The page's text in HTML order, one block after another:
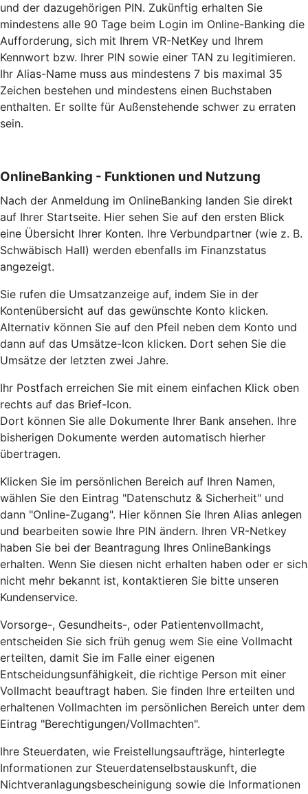
und der dazugehörigen PIN. Zukünftig erhalten Sie
mindestens alle 90 Tage beim Login im Online-Banking die
Aufforderung, sich mit Ihrem VR-NetKey und Ihrem
Kennwort bzw. Ihrer PIN sowie einer TAN zu legitimieren.
Ihr Alias-Name muss aus mindestens 7 bis maximal 35
Zeichen bestehen und mindestens einen Buchstaben
enthalten. Er sollte für Außenstehende schwer zu erraten
sein.
OnlineBanking - Funktionen und Nutzung
Nach der Anmeldung im OnlineBanking landen Sie direkt
auf Ihrer Startseite. Hier sehen Sie auf den ersten Blick
eine Übersicht Ihrer Konten. Ihre Verbundpartner (wie z. B.
Schwäbisch Hall) werden ebenfalls im Finanzstatus
angezeigt.
Sie rufen die Umsatzanzeige auf, indem Sie in der
Kontenübersicht auf das gewünschte Konto klicken.
Alternativ können Sie auf den Pfeil neben dem Konto und
dann auf das Umsätze-Icon klicken. Dort sehen Sie die
Umsätze der letzten zwei Jahre.
Ihr Postfach erreichen Sie mit einem einfachen Klick oben
rechts auf das Brief-Icon.
Dort können Sie alle Dokumente Ihrer Bank ansehen. Ihre
bisherigen Dokumente werden automatisch hierher
übertragen.
Klicken Sie im persönlichen Bereich auf Ihren Namen,
wählen Sie den Eintrag "Datenschutz & Sicherheit" und
dann "Online-Zugang". Hier können Sie Ihren Alias anlegen
und bearbeiten sowie Ihre PIN ändern. Ihren VR-Netkey
haben Sie bei der Beantragung Ihres OnlineBankings
erhalten. Wenn Sie diesen nicht erhalten haben oder er sich
nicht mehr bekannt ist, kontaktieren Sie bitte unseren
Kundenservice.
Vorsorge-, Gesundheits-, oder Patientenvollmacht,
entscheiden Sie sich früh genug wem Sie eine Vollmacht
erteilten, damit Sie im Falle einer eigenen
Entscheidungsunfähigkeit, die richtige Person mit einer
Vollmacht beauftragt haben. Sie finden Ihre erteilten und
erhaltenen Vollmachten im persönlichen Bereich unter dem
Eintrag "Berechtigungen/Vollmachten".
Ihre Steuerdaten, wie Freistellungsaufträge, hinterlegte
Informationen zur Steuerdatenselbstauskunft, die
Nichtveranlagungsbescheinigung sowie die Informationen